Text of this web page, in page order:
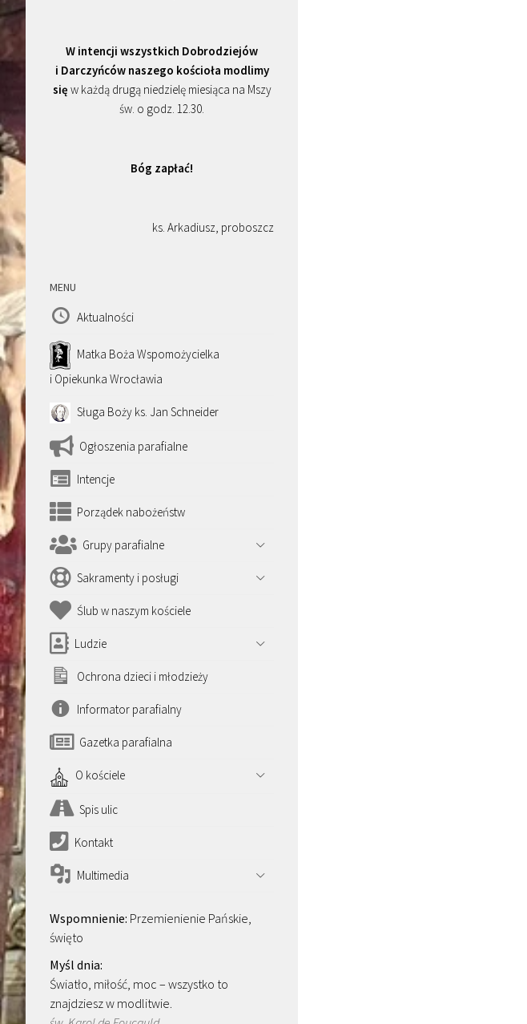
W intencji wszystkich Dobrodziejów
i Darczyńców naszego kościoła modlimy
się w każdą drugą niedzielę miesiąca na Mszy
św. o godz. 12.30.
Bóg zapłać!
ks. Arkadiusz, proboszcz
MENU
Aktualności
Matka Boża Wspomożycielka
i Opiekunka Wrocławia
Sługa Boży ks. Jan Schneider
Ogłoszenia parafialne
Intencje
Porządek nabożeństw
Grupy parafialne
Sakramenty i posługi
Ślub w naszym kościele
Ludzie
Ochrona dzieci i młodzieży
Informator parafialny
Gazetka parafialna
O kościele
Spis ulic
Kontakt
Multimedia
Przemienienie Pańskie,
święto
Światło, miłość, moc – wszystko to
znajdziesz w modlitwie.